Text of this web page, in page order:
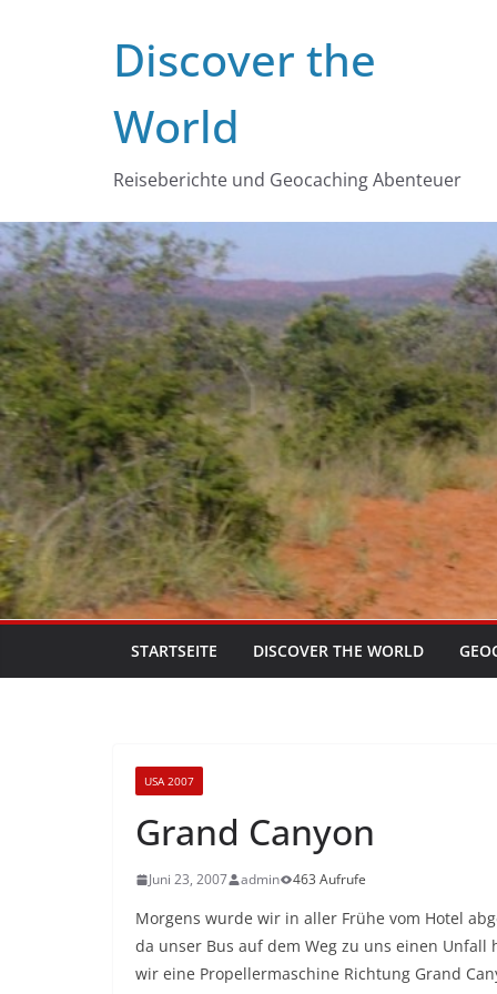
Discover the
World
Reiseberichte und Geocaching Abenteuer
STARTSEITE DISCOVER THE WORLD
USA 2007
Grand Canyon
Juni 23, 2007 admin 463 Aufrufe
Morgens wurde wir in aller Frühe vom Hotel
da unser Bus auf dem Weg zu uns einen
wir eine Propellermaschine Richtung Grand